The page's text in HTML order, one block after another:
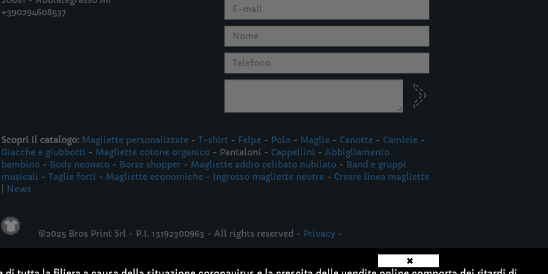
+390294608537
Scopri il catalogo: Magliette personalizzate - T-shirt - Felpe - Polo - Maglie - Canotte - Camicie -
Giacche e giubbotti - Magliette cotone organico - Pantaloni - Cappellini - Abbigliamento
bambino - Body neonato - Borse shopper - Magliette addio celibato nubilato - Band e gruppi
musicali - Taglie forti - Magliette economiche - Ingrosso magliette neutre - Creare linea magliette
News
©2025 Bros Print Srl - P.I. 13192300963 - All rights reserved - Privacy-
Mappa
✖